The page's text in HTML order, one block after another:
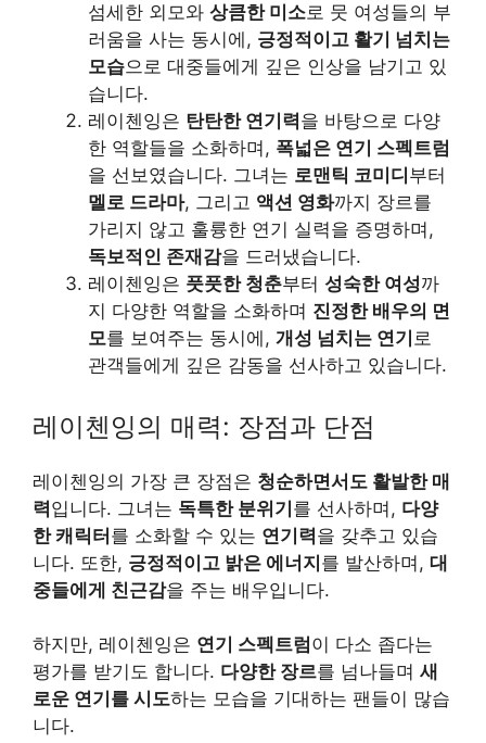
섬세한 외모와 상큼한 미소로 뭇 여성들의 부
러움을 사는 동시에, 긍정적이고 활기 넘치는
모습으로 대중들에게 깊은 인상을 남기고 있
습니다.
레이첸잉은 탄탄한 연기력을 바탕으로 다양
한 역할들을 소화하며, 폭넓은 연기 스펙트럼
을 선보였습니다. 그녀는 로맨틱 코미디 부터
멜로 드라마, 그리고 액션 영화까지 장르를
가리지 않고 훌륭한 연기 실력을 증명하며,
독보적인 존재감을 드러냈습니다.
레이첸잉은 풋풋한 청춘부터 성숙한 여성까
지 다양한 역할을 소화하며 진정한 배우의 면
모를 보여주는 동시에, 개성 넘치는 연기 로
관객들에게 깊은 감동을 선사하고 있습니다.
레이첸잉의 매력: 장점과 단점
레이첸잉의 가장 큰 장점은 청순하면서도 활발한 매
력입니다. 그녀는 독특한 분위기를 선사하며, 다양
한 캐릭터를 소화할 수 있는 연기력을 갖추고 있습
니다. 또한, 긍정적이고 밝은 에너지를 발산하며, 대
중들에게 친근감을 주는 배우입니다.
하지만, 레이첸잉은 연기 스펙트럼 이 다소 좁다는
평가를 받기도 합니다. 다양한 장르를 넘나들며 새
로운 연기를 시도하는 모습을 기대하는 팬들이 많습
니다.